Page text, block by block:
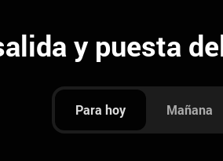
y puesta
Para hoy Mañana